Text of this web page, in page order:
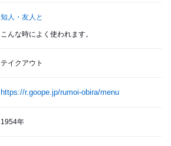
知人・友人と
こんな時によく使われます。
テイクアウト
https://r.goope.jp/rumoi-obira/menu
1954年